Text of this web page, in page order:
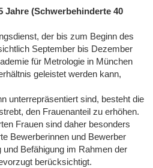
Jahre (Schwerbehinderte 40
der bis zum Beginn des
September bis Dezember
für Metrologie in München
geleistet werden kann,
unterrepräsentiert sind, besteht die
den Frauenanteil zu erhöhen.
Frauen sind daher besonders
Bewerberinnen und Bewerber
Befähigung im Rahmen der
berücksichtigt.